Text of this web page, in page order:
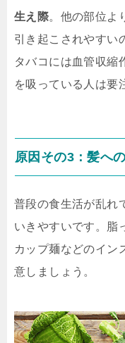
生え際。他の部位よ
引き起こされやすい
タバコには血管収縮
を吸っている人は要
原因その3：髪へ
普段の食生活が乱れ
いきやすいです。脂
カップ麺などのイン
意しましょう。